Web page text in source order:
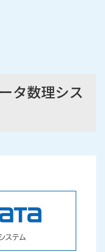
タ数理シス